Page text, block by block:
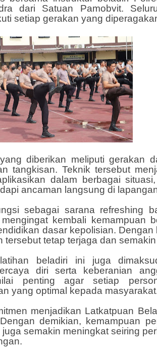
dari Satuan Pamobvit.
setiap gerakan yang
diberikan meliputi gerakan
tangkisan. Teknik tersebut
dalam berbagai
ancaman langsung di
sebagai sarana refreshing
kembali kemampuan
dasar kepolisian. Dengan
tersebut tetap terjaga dan
beladiri ini juga
diri serta keberanian
penting agar setiap
yang optimal kepada
menjadikan Latkatpuan
demikian, kemampuan
semakin meningkat seiring